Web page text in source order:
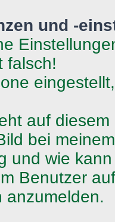
und -
falsch!
auf
bei
und wie
Benutzer
anzumelden.